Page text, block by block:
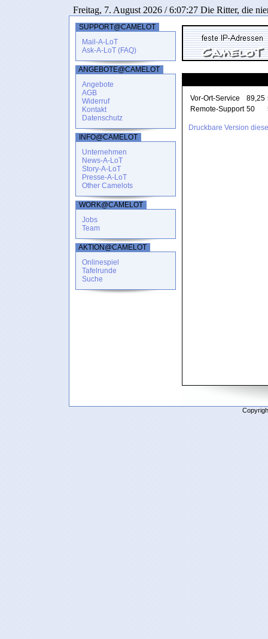
Freitag, 7. August 2026 / 6:07:27 Die Ritter, die
SUPPORT@CAMELOT
Mail-A-LoT
Ask-A-LoT (FAQ)
ANGEBOTE@CAMELOT
Angebote
AGB
Widerruf
Kontakt
Datenschutz
INFO@CAMELOT
Unternehmen
News-A-LoT
Story-A-LoT
Presse-A-LoT
Other Camelots
WORK@CAMELOT
Jobs
Team
AKTION@CAMELOT
Onlinespiel
Tafelrunde
Suche
Vor-Ort-Service 89,25
Remote-Support 50
Druckbare Version